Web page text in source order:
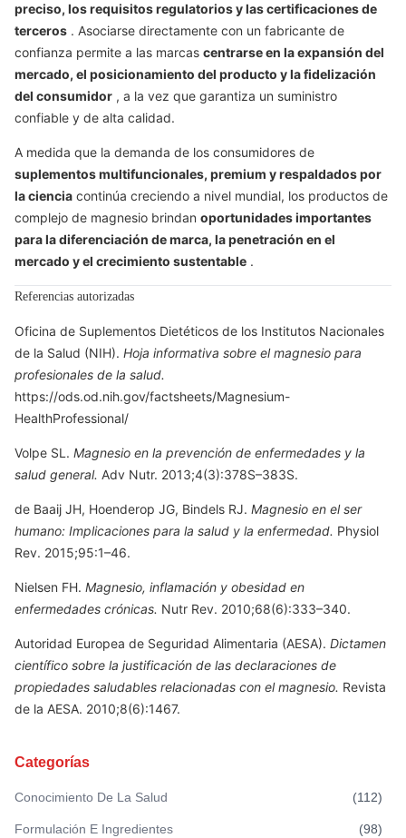
preciso, los requisitos regulatorios y las certificaciones de
terceros . Asociarse directamente con un fabricante de
confianza permite a las marcas centrarse en la expansión del
mercado, el posicionamiento del producto y la fidelización
del consumidor , a la vez que garantiza un suministro
confiable y de alta calidad.
A medida que la demanda de los consumidores de
suplementos multifuncionales, premium y respaldados por
la ciencia continúa creciendo a nivel mundial, los productos de
complejo de magnesio brindan oportunidades importantes
para la diferenciación de marca, la penetración en el
mercado y el crecimiento sustentable .
Referencias autorizadas
Oficina de Suplementos Dietéticos de los Institutos Nacionales
de la Salud (NIH). Hoja informativa sobre el magnesio para
profesionales de la salud.
https://ods.od.nih.gov/factsheets/Magnesium-
HealthProfessional/
Volpe SL. Magnesio en la prevención de enfermedades y la
salud general. Adv Nutr. 2013;4(3):378S–383S.
de Baaij JH, Hoenderop JG, Bindels RJ. Magnesio en el ser
humano: Implicaciones para la salud y la enfermedad. Physiol
Rev. 2015;95:1–46.
Nielsen FH. Magnesio, inflamación y obesidad en
enfermedades crónicas. Nutr Rev. 2010;68(6):333–340.
Autoridad Europea de Seguridad Alimentaria (AESA). Dictamen
científico sobre la justificación de las declaraciones de
propiedades saludables relacionadas con el magnesio. Revista
de la AESA. 2010;8(6):1467.
Categorías
Conocimiento De La Salud (112)
Formulación E Ingredientes (98)